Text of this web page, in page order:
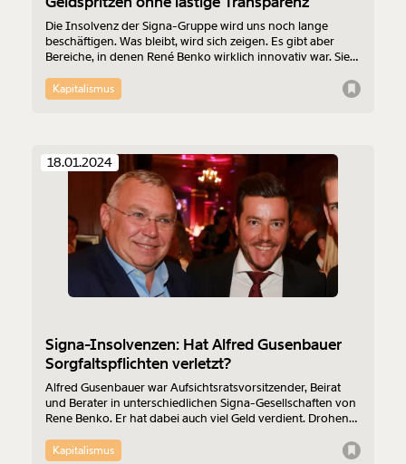
Die Insolvenz der Signa-Gruppe wird uns noch lange
beschäftigen. Was bleibt, wird sich zeigen. Es gibt aber
Bereiche, in denen René Benko wirklich innovativ war. Sie
Transparenz.
Kapitalismus
18.01.2024
Signa-Insolvenzen: Hat Alfred Gusenbauer
Sorgfaltspflichten verletzt?
Alfred Gusenbauer war Aufsichtsratsvorsitzender, Beirat
und Berater in unterschiedlichen Signa-Gesellschaften von
Rene Benko. Er hat dabei auch viel Geld verdient. Drohen
Firmengeflecht auch Konsequenzen?
Kapitalismus